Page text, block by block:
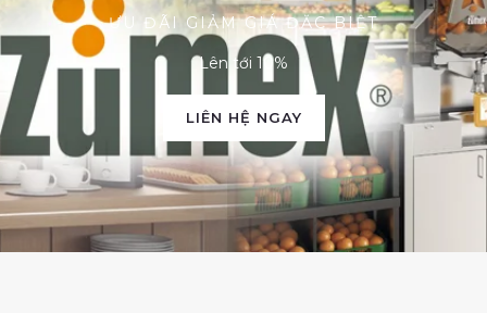
ƯU ĐÃI GIẢM GIÁ ĐẶC BIỆT
Lên tới 10%
LIÊN HỆ NGAY